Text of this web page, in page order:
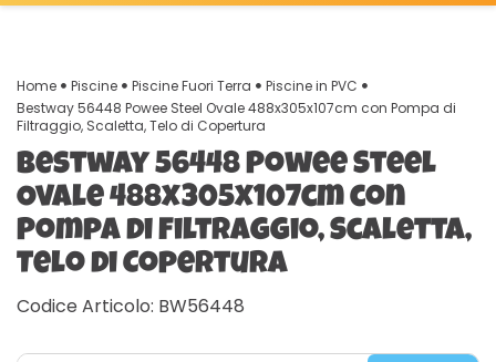
Home Piscine Piscine Fuori Terra
Piscine in PVC
Bestway 56448 Powee Steel Ovale 488x305x107cm con Pompa di
Filtraggio, Scaletta, Telo di Copertura
Bestway 56448 Powee Steel
Ovale 488x305x107cm con
Pompa di Filtraggio, Scaletta,
Telo di Copertura
Codice Articolo: BW56448